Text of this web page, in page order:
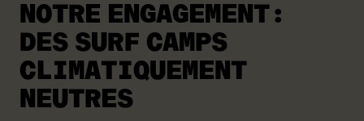
NOTRE ENGAGEMENT:
DES SURF CAMPS
CLIMATIQUEMENT
NEUTRES